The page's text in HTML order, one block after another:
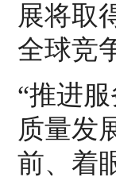
展将取
全球竞
“推进
质量发
前、着